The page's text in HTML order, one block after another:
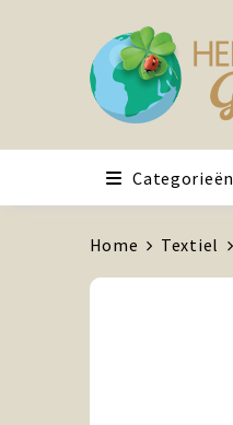
Categorieën
Home Textiel